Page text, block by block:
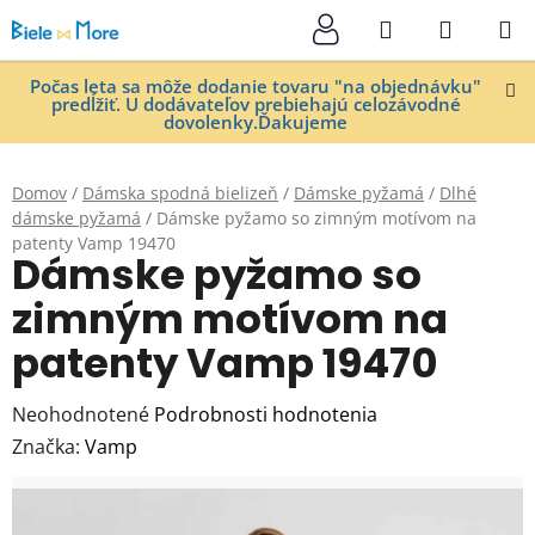
na
obsah
Počas leta sa môže dodanie tovaru "na objednávku"
predĺžiť. U dodávateľov prebiehajú celozávodné
dovolenky.Ďakujeme
Hľadať
KOŠÍK
Domov / Dámska spodná bielizeň / Dámske pyžamá / Dlhé
dámske pyžamá / Dámske pyžamo so zimným motívom na
patenty Vamp 19470
Dámske pyžamo so
zimným motívom na
patenty Vamp 19470
Priemerné
hodnotenie
Neohodnotené Podrobnosti hodnotenia
Značka: Vamp